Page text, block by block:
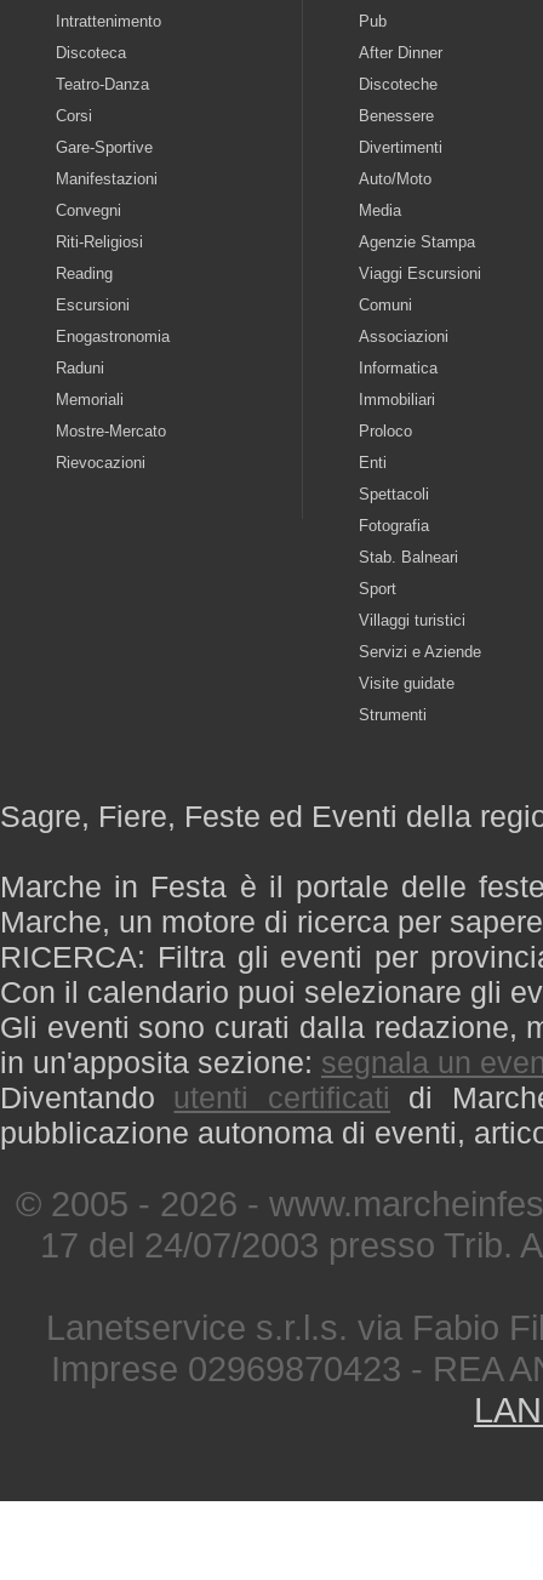
Intrattenimento
Discoteca
Teatro-Danza
Corsi
Gare-Sportive
Manifestazioni
Convegni
Riti-Religiosi
Reading
Escursioni
Enogastronomia
Raduni
Memoriali
Mostre-Mercato
Rievocazioni
Pub
After Dinner
Discoteche
Benessere
Divertimenti
Auto/Moto
Media
Agenzie Stampa
Viaggi Escursioni
Comuni
Associazioni
Informatica
Immobiliari
Proloco
Enti
Spettacoli
Fotografia
Stab. Balneari
Sport
Villaggi turistici
Servizi e Aziende
Visite guidate
Strumenti
Sagre, Fiere, Feste ed Eventi della
Marche in Festa è il portale delle
Marche, un motore di ricerca per
RICERCA: Filtra gli eventi per
Con il calendario puoi selezionare gli
Gli eventi sono curati dalla redazione,
in un'apposita sezione: segnala un
Diventando utenti certificati di
pubblicazione autonoma di eventi,
© 2005 - 2026 -
17 del 24/07/2003 presso Trib.
Lanetservice s.r.l.s. via Fabio
Imprese 02969870423 - REA